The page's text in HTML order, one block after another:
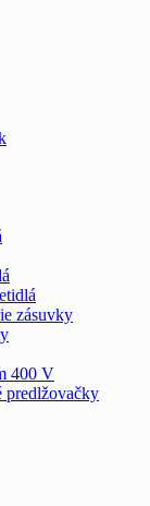
zásuvky
400 V
predlžovačky